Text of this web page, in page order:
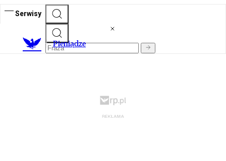
Serwisy
Pieniądze